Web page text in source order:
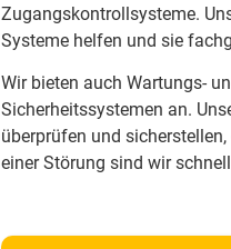
Zugangskontrollsysteme.
Systeme helfen und sie
Wir bieten auch Wartungs-
Sicherheitssystemen an.
überprüfen und
einer Störung sind wir